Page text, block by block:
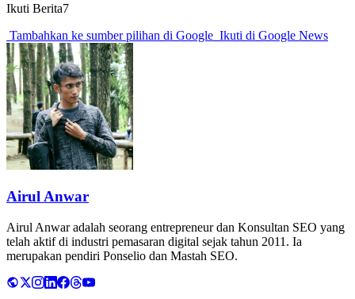
Ikuti Berita7
Tambahkan ke sumber pilihan di Google Ikuti di Google News
Airul Anwar
Airul Anwar adalah seorang entrepreneur dan Konsultan SEO yang
telah aktif di industri pemasaran digital sejak tahun 2011. Ia
merupakan pendiri Ponselio dan Mastah SEO.